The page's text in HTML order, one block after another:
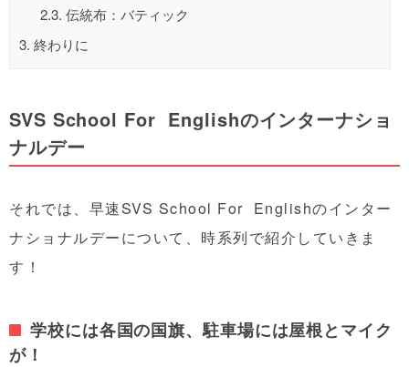
2.3. 伝統布：バティック
3. 終わりに
SVS School For Englishのインターナショ
ナルデー
それでは、早速SVS School For Englishのインター
ナショナルデーについて、時系列で紹介していきま
す！
学校には各国の国旗、駐車場には屋根とマイク
が！